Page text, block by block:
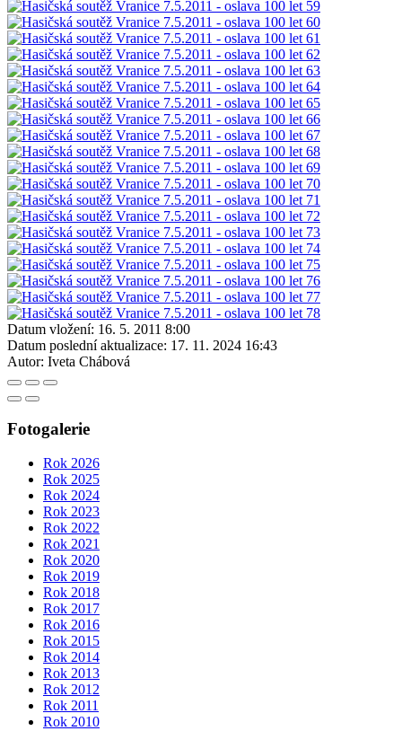
Datum vložení: 16. 5. 2011 8:00
Datum poslední aktualizace: 17. 11. 2024 16:43
Autor: Iveta Chábová
Fotogalerie
Rok 2026
Rok 2025
Rok 2024
Rok 2023
Rok 2022
Rok 2021
Rok 2020
Rok 2019
Rok 2018
Rok 2017
Rok 2016
Rok 2015
Rok 2014
Rok 2013
Rok 2012
Rok 2011
Rok 2010